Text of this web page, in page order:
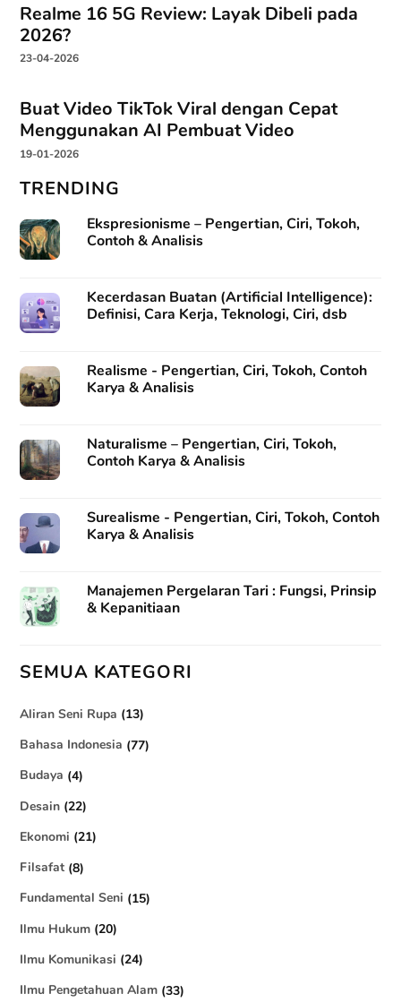
Realme 16 5G Review: Layak Dibeli pada
2026?
23-04-2026
Buat Video TikTok Viral dengan Cepat
Menggunakan AI Pembuat Video
19-01-2026
TRENDING
Ekspresionisme – Pengertian, Ciri, Tokoh,
Contoh & Analisis
Kecerdasan Buatan (Artificial Intelligence):
Definisi, Cara Kerja, Teknologi, Ciri, dsb
Realisme - Pengertian, Ciri, Tokoh, Contoh
Karya & Analisis
Naturalisme – Pengertian, Ciri, Tokoh,
Contoh Karya & Analisis
Surealisme - Pengertian, Ciri, Tokoh, Contoh
Karya & Analisis
Manajemen Pergelaran Tari : Fungsi, Prinsip
& Kepanitiaan
SEMUA KATEGORI
Aliran Seni Rupa (13)
Bahasa Indonesia (77)
Budaya (4)
Desain (22)
Ekonomi (21)
Filsafat (8)
Fundamental Seni (15)
Ilmu Hukum (20)
Ilmu Komunikasi (24)
Ilmu Pengetahuan Alam (33)